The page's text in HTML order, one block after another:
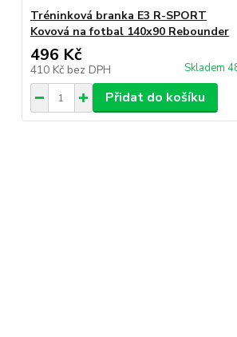
Tréninková branka E3 R-SPORT
Kovová na fotbal 140x90 Rebounder
496 Kč
410 Kč bez DPH Skladem
Přidat do košíku